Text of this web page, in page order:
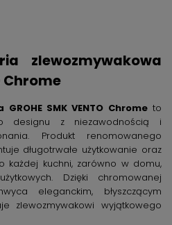
zlewozmywakowa
Chrome
SMK VENTO Chrometo
designu z niezawodnością i
Produkt renomowanego
długotrwałe użytkowanie oraz
każdej kuchni, zarówno w domu,
Dzięki chromowanej
eleganckim, błyszczącym
zlewozmywakowi wyjątkowego